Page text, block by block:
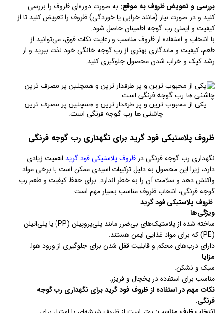
بررسی و تعویض ظروف به موقع: به صورت دوره‌ای ظروف را بررسی
کنید و در صورت نیاز (مانند خرابی یا خوردگی) ظروف را تعویض کنید تا از
کیفیت و ایمنی رب گوجه اطمینان حاصل شود.
با انتخاب و استفاده از ظروف مناسب و رعایت نکات فوق، می‌توانید از
طعم، کیفیت و ماندگاری بهتری از رب گوجه خانگی خود لذت ببرید و از
رشد کپک و خراب شدن محصول جلوگیری کنید.
یکی از محبوب ترین و پر طرفدار ترین و همچنین پر مصرف ترین
چاشنی ها رب گوجه فرنگی است.
ظروف پلاستیکی فود گرید برای نگهداری رب گوجه فرنگی
نگهداری رب گوجه فرنگی در ظروف پلاستیکی فود گرید اهمیت زیادی
دارد، زیرا این محصول به دلیل ترکیبات اسیدی ممکن است با برخی مواد
واکنش دهد و سلامت آن را به خطر اندازد. برای حفظ کیفیت و طعم رب
گوجه فرنگی، انتخاب ظروف مناسب بسیار مهم است.
ظروف پلاستیکی فود گرید
ویژگی‌ها
ساخته شده از پلاستیک‌های بی‌ضرر مانند پلی‌پروپیلن (PP) یا پلی‌اتیلن
(PE) که برای مواد غذایی ایمن هستند.
دارای درب‌های محکم و قابلیت قفل شدن برای جلوگیری از ورود هوا.
مزایا
سبک و نشکن.
مناسب برای استفاده در یخچال و فریزر.
نکات مهم در استفاده از ظروف فود گرید برای نگهداری رب گوجه
فرنگی.